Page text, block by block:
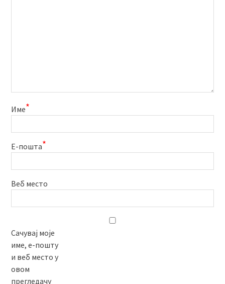
Име*
Е-пошта*
Веб место
Сачувај моје
име, е-пошту
и веб место у
овом
прегледачу